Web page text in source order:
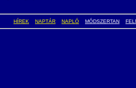
HÍREK NAPTÁR NAPLÓ MÓDSZERTAN